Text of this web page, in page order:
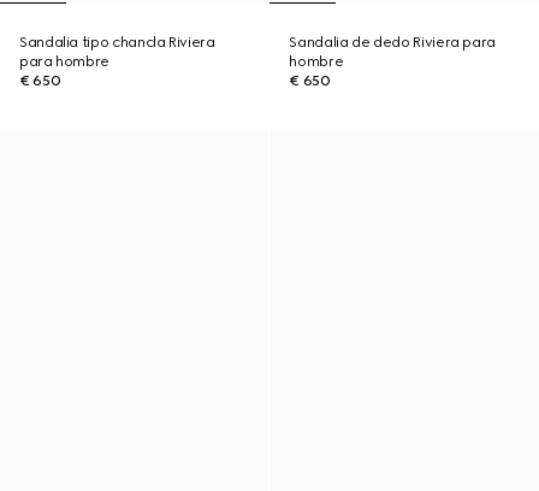
Sandalia tipo chancla Riviera
para hombre
€ 650
Sandalia de dedo Riviera para
hombre
€ 650